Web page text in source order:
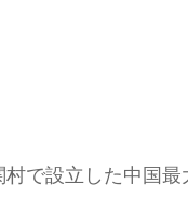
で設立した中国最